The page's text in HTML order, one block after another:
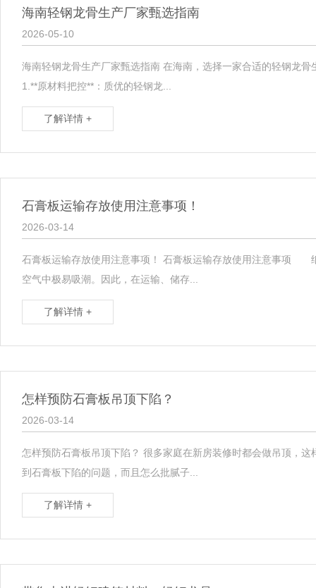
海南轻钢龙骨生产厂家甄选指南
2026-05-10
海南轻钢龙骨生产厂家甄选指南 在海南，选择一家合适的轻钢龙
1.**原材料把控**：质优的轻钢龙...
了解详情 +
石膏板运输存放使用注意事项！
2026-03-14
石膏板运输存放使用注意事项！ 石膏板运输存放使用注意事项
空气中极易吸潮。因此，在运输、储存...
了解详情 +
怎样预防石膏板吊顶下陷？
2026-03-14
怎样预防石膏板吊顶下陷？ 很多家庭在新房装修时都会做吊顶，
到石膏板下陷的问题，而且怎么批腻子...
了解详情 +